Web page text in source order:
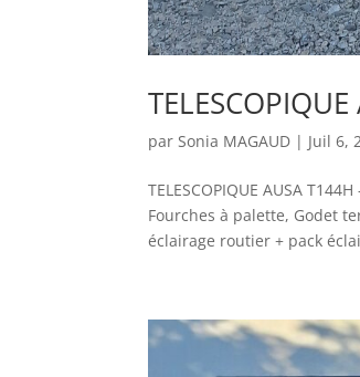
par Sonia MAGAUD | Juil 6,
TELESCOPIQUE AUSA
Fourches à palette, Godet
éclairage routier + pack